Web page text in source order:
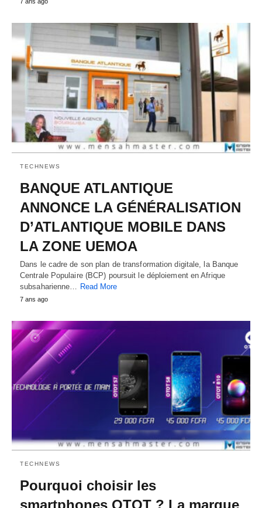
TECHNEWS
BANQUE ATLANTIQUE
ANNONCE LA GÉNÉRALISATION
D’ATLANTIQUE MOBILE DANS
LA ZONE UEMOA
Dans le cadre de son plan de transformation digitale, la Banque
Centrale Populaire (BCP) poursuit le déploiement en Afrique
subsaharienne… Read More
7 ans ago
TECHNEWS
Pourquoi choisir les